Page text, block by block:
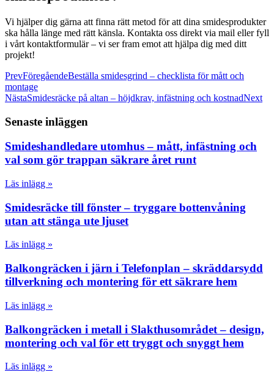
Vi hjälper dig gärna att finna rätt metod för att dina smidesprodukter
ska hålla länge med rätt känsla. Kontakta oss direkt via mail eller fyll
i vårt kontaktformulär – vi ser fram emot att hjälpa dig med ditt
projekt!
PrevFöregåendeBeställa smidesgrind – checklista för mått och
montage
NästaSmidesräcke på altan – höjdkrav, infästning och kostnadNext
Senaste inläggen
Smideshandledare utomhus – mått, infästning och
val som gör trappan säkrare året runt
Läs inlägg »
Smidesräcke till fönster – tryggare bottenvåning
utan att stänga ute ljuset
Läs inlägg »
Balkongräcken i järn i Telefonplan – skräddarsydd
tillverkning och montering för ett säkrare hem
Läs inlägg »
Balkongräcken i metall i Slakthusområdet – design,
montering och val för ett tryggt och snyggt hem
Läs inlägg »